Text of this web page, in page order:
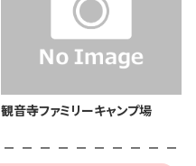
観音寺ファミリーキャンプ場